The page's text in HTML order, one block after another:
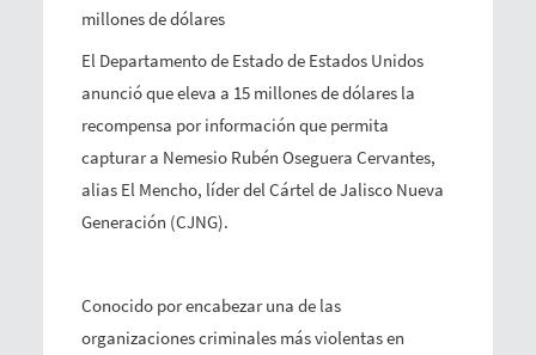
millones de dólares
El Departamento de Estado de Estados Unidos
anunció que eleva a 15 millones de dólares la
recompensa por información que permita
capturar a Nemesio Rubén Oseguera Cervantes,
alias El Mencho, líder del Cártel de Jalisco Nueva
Generación (CJNG).
Conocido por encabezar una de las
organizaciones criminales más violentas en